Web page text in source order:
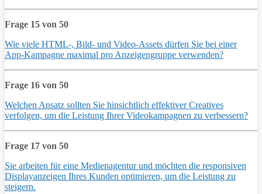
Frage 15 von 50
Wie viele HTML-, Bild- und Video-Assets dürfen Sie bei einer
App-Kampagne maximal pro Anzeigengruppe verwenden?
Frage 16 von 50
Welchen Ansatz sollten Sie hinsichtlich effektiver Creatives
verfolgen, um die Leistung Ihrer Videokampagnen zu verbessern?
Frage 17 von 50
Sie arbeiten für eine Medienagentur und möchten die responsiven
Displayanzeigen Ihres Kunden optimieren, um die Leistung zu
steigern.